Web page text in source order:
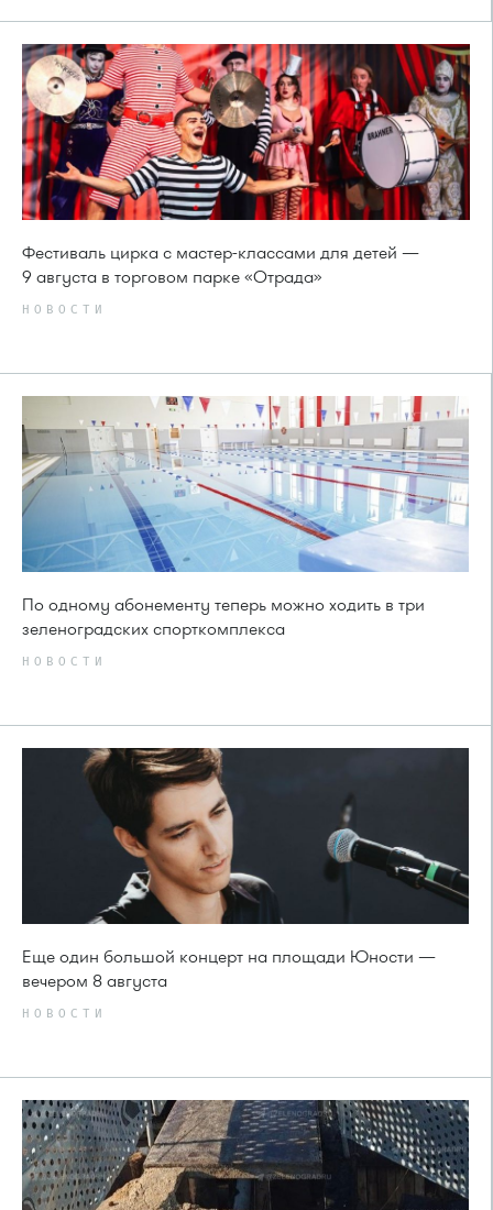
Фестиваль цирка с мастер-классами для детей —
9 августа в торговом парке «Отрада»
НОВОСТИ
По одному абонементу теперь можно ходить в три
зеленоградских спорткомплекса
НОВОСТИ
Еще один большой концерт на площади Юности —
вечером 8 августа
НОВОСТИ